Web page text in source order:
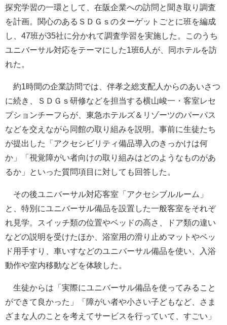
探究学習の一環として、在阪企業への訪問と聞き取り調査
を計画。関心のあるＳＤＧｓのターゲットごとに班を編成
し、47班が35社に分かれて調査学習を実施した。このうち
ユニバーサル対応をテーマにした1班6人が、同ホテルを訪
れた。
約1時間の企業訪問では、伴孝之総支配人からのあいさつ
に続き、ＳＤＧｓ研修などを担当する横山峻一・客室レセ
プションチーフらが、東急ホテルズ＆リゾーツのパーパス
などを交えながら同館の取り組みを説明。事前に生徒たち
が提出した「アクセシビリティ備品導入のきっかけは何
か」「視覚障がい者向けの取り組みはどのようなものがあ
るか」といった質問項目に対しても回答した。
その後ユニバーサル対応客室「アクセシブルルーム」
と、特別にユニバーサル備品を設置した一般客室をそれぞ
れ見学。スイッチ類の位置やベッドの高さ、ドア類の違い
などの説明を受けたほか、浴室用の滑り止めマットやベッ
ド用手すり、車いすなどのユニバーサル備品を使い、入浴
動作や室内移動などを体験した。
生徒からは「実際にユニバーサル備品を使ってみること
ができて良かった」「障がい者や小さい子どもなど、さま
ざまな人のことを考えてサービスを行っていて、すごい」